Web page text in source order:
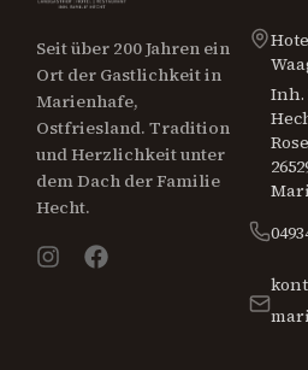
Seit über 200 Jahren ein
Ort der Gastlichkeit in
Marienhafe,
Ostfriesland. Tradition
und Herzlichkeit unter
dem Dach der Familie
Hecht.
Inh.